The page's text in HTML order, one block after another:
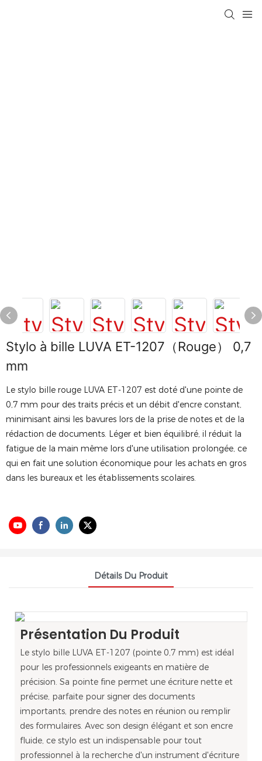
Stylo à bille LUVA ET-1207（Rouge） 0,7
mm
Le stylo bille rouge LUVA ET-1207 est doté d'une pointe de
0,7 mm pour des traits précis et un débit d'encre constant,
minimisant ainsi les bavures lors de la prise de notes et de la
rédaction de documents. Léger et bien équilibré, il réduit la
fatigue de la main même lors d'une utilisation prolongée, ce
qui en fait une solution économique pour les achats en gros
dans les bureaux et les établissements scolaires.
Détails Du Produit
Présentation Du Produit
Le stylo bille LUVA ET-1207 (pointe 0,7 mm) est idéal
pour les professionnels exigeants en matière de
précision. Sa pointe fine permet une écriture nette et
précise, parfaite pour signer des documents
importants, prendre des notes en réunion ou remplir
des formulaires. Avec son design élégant et son encre
fluide, ce stylo est un indispensable pour tout
professionnel à la recherche d'un instrument d'écriture